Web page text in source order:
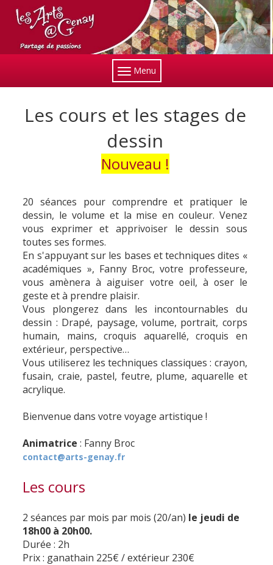
Menu
Les cours et les stages de
dessin
Nouveau !
20 séances pour comprendre et pratiquer le
dessin, le volume et la mise en couleur. Venez
vous exprimer et apprivoiser le dessin sous
toutes ses formes.
En s'appuyant sur les bases et techniques dites «
académiques », Fanny Broc, votre professeure,
vous amènera à aiguiser votre oeil, à oser le
geste et à prendre plaisir.
Vous plongerez dans les incontournables du
dessin : Drapé, paysage, volume, portrait, corps
humain, mains, croquis aquarellé, croquis en
extérieur, perspective…
Vous utiliserez les techniques classiques : crayon,
fusain, craie, pastel, feutre, plume, aquarelle et
acrylique.
Bienvenue dans votre voyage artistique !
Animatrice : Fanny Broc
contact@arts-genay.fr
Les cours
2 séances par mois par mois (20/an) le jeudi de
18h00 à 20h00.
Durée : 2h
Prix : ganathain 225€ / extérieur 230€